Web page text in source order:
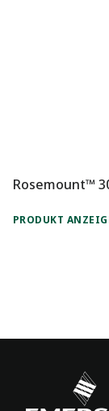
Rosemount™
PRODUKT